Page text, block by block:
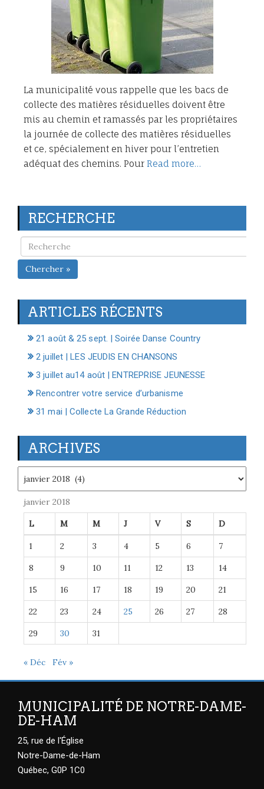
La municipalité vous rappelle que les bacs de
collecte des matières résiduelles doivent être
mis au chemin et ramassés par les propriétaires
la journée de collecte des matières résiduelles
et ce, spécialement en hiver pour l’entretien
adéquat des chemins. Pour Read more…
RECHERCHE
Chercher »
ARTICLES RÉCENTS
21 août & 25 sept. | Soirée Danse Country
2 juillet | LES JEUDIS EN CHANSONS
3 juillet au14 août | ENTREPRISE JEUNESSE
Rencontrer votre service d’urbanisme
31 mai | Collecte La Grande Réduction
ARCHIVES
janvier 2018
L M M J V S D
1 2 3 4 5 6 7
8 9 10 11 12 13 14
15 16 17 18 19 20 21
22 23 24 25 26 27 28
29 30 31
« Déc Fév »
MUNICIPALITÉ DE NOTRE-DAME-
DE-HAM
25, rue de l'Église
Notre-Dame-de-Ham
Québec, G0P 1C0